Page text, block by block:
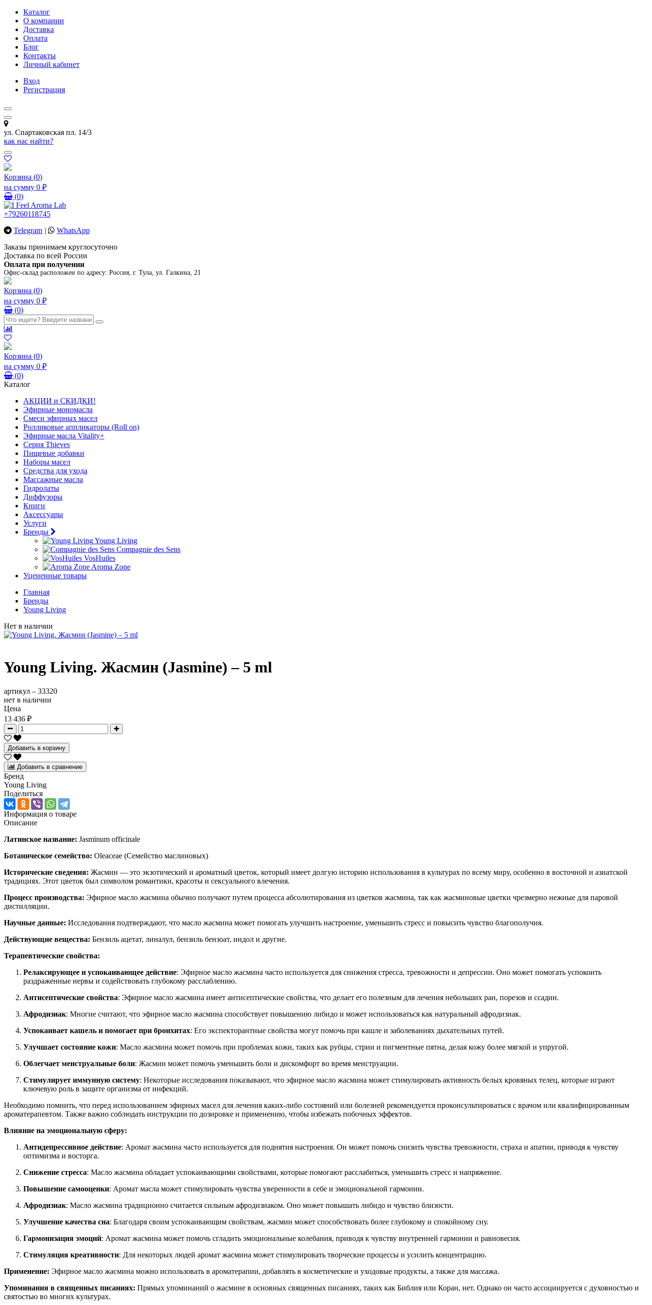
Каталог
О компании
Доставка
Оплата
Блог
Контакты
Личный кабинет
Вход
Регистрация
ул. Спартаковская пл. 14/3
как нас найти?
Корзина (0)
на сумму 0 ₽
(0)
+79260118745
Telegram |
WhatsApp
Заказы принимаем круглосуточно
Доставка по всей России
Оплата при получении
Офис-склад расположен по адресу: Россия, г. Тула, ул. Галкина, 21
Корзина (0)
на сумму 0 ₽
(0)
Корзина (0)
на сумму 0 ₽
(0)
Каталог
АКЦИИ и СКИДКИ!
Эфирные мономасла
Смеси эфирных масел
Ролликовые аппликаторы (Roll on)
Эфирные масла Vitality+
Серия Thieves
Пищевые добавки
Наборы масел
Средства для ухода
Массажные масла
Гидролаты
Диффузоры
Книги
Аксессуары
Услуги
Бренды
Young Living
Compagnie des Sens
VosHuiles
Aroma Zone
Уцененные товары
Главная
Бренды
Young Living
Нет в наличии
Young Living. Жасмин (Jasmine) – 5 ml
артикул – 33320
нет в наличии
Цена
13 436 ₽
Добавить в корзину
Добавить в сравнение
Бренд
Young Living
Поделиться
Информация о товаре
Описание
Латинское название: Jasminum officinale
Ботаническое семейство: Oleaceae (Семейство маслиновых)
Исторические сведения: Жасмин — это экзотический и ароматный цветок, который имеет долгую историю использования в культурах по всему миру, особенно в восточной и азиатской
традициях. Этот цветок был символом романтики, красоты и сексуального влечения.
Процесс производства: Эфирное масло жасмина обычно получают путем процесса абсолютирования из цветков жасмина, так как жасминовые цветки чрезмерно нежные для паровой
дистилляции.
Научные данные: Исследования подтверждают, что масло жасмина может помогать улучшить настроение, уменьшить стресс и повысить чувство благополучия.
Действующие вещества: Бензиль ацетат, линалул, бензиль бензоат, индол и другие.
Терапевтические свойства:
Релаксирующее и успокаивающее действие: Эфирное масло жасмина часто используется для снижения стресса, тревожности и депрессии. Оно может помогать успокоить
раздраженные нервы и содействовать глубокому расслаблению.
Антисептические свойства: Эфирное масло жасмина имеет антисептические свойства, что делает его полезным для лечения небольших ран, порезов и ссадин.
Афродизиак: Многие считают, что эфирное масло жасмина способствует повышению либидо и может использоваться как натуральный афродизиак.
Успокаивает кашель и помогает при бронхитах: Его экспекторантные свойства могут помочь при кашле и заболеваниях дыхательных путей.
Улучшает состояние кожи: Масло жасмина может помочь при проблемах кожи, таких как рубцы, стрии и пигментные пятна, делая кожу более мягкой и упругой.
Облегчает менструальные боли: Жасмин может помочь уменьшить боли и дискомфорт во время менструации.
Стимулирует иммунную систему: Некоторые исследования показывают, что эфирное масло жасмина может стимулировать активность белых кровяных телец, которые играют
ключевую роль в защите организма от инфекций.
Необходимо помнить, что перед использованием эфирных масел для лечения каких-либо состояний или болезней рекомендуется проконсультироваться с врачом или квалифицированным
ароматерапевтом. Также важно соблюдать инструкции по дозировке и применению, чтобы избежать побочных эффектов.
Влияние на эмоциональную сферу:
Антидепрессивное действие: Аромат жасмина часто используется для поднятия настроения. Он может помочь снизить чувства тревожности, страха и апатии, приводя к чувству
оптимизма и восторга.
Снижение стресса: Масло жасмина обладает успокаивающими свойствами, которые помогают расслабиться, уменьшить стресс и напряжение.
Повышение самооценки: Аромат масла может стимулировать чувства уверенности в себе и эмоциональной гармонии.
Афродизиак: Масло жасмина традиционно считается сильным афродизиаком. Оно может повышать либидо и чувство близости.
Улучшение качества сна: Благодаря своим успокаивающим свойствам, жасмин может способствовать более глубокому и спокойному сну.
Гармонизация эмоций: Аромат жасмина может помочь сгладить эмоциональные колебания, приводя к чувству внутренней гармонии и равновесия.
Стимуляция креативности: Для некоторых людей аромат жасмина может стимулировать творческие процессы и усилить концентрацию.
Применение: Эфирное масло жасмина можно использовать в ароматерапии, добавлять в косметические и уходовые продукты, а также для массажа.
Упоминания в священных писаниях: Прямых упоминаний о жасмине в основных священных писаниях, таких как Библия или Коран, нет. Однако он часто ассоциируется с духовностью и
святостью во многих культурах.